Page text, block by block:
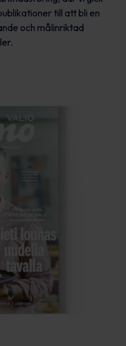
till att bli en
och målinriktad